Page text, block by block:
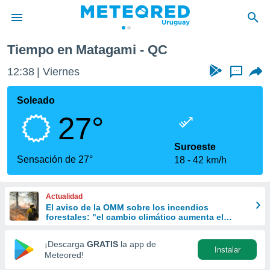
de
ha
calidad.
a este
las
y
forma
digital
basada
Tiempo en Matagami - QC
12:38 Viernes ...
Soleado
27°
Sensación de 27°
Suroeste
18
42 km/h
Actualidad
El aviso de la OMM sobre los incendios
forestales: "el cambio climático aumenta el
¡Descarga GRATIS la app de
Meteored!
Instalar